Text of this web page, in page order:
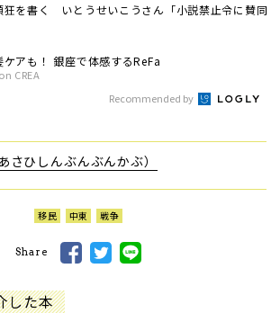
狂を書く いとうせいこうさん「小説禁止令に賛同
ケアも！ 銀座で体感するReFa
CREA
Recommended by
さひしんぶんぶんかぶ）
移民 中東 戦争
Share
した本